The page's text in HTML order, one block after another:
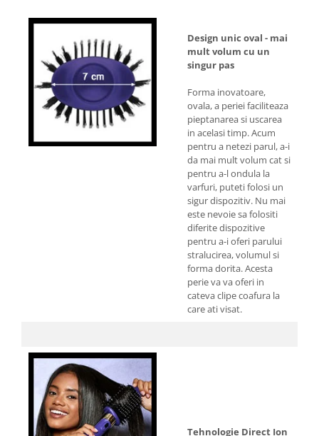
Design unic oval - mai
mult volum cu un
singur pas
Forma inovatoare,
ovala, a periei faciliteaza
pieptanarea si uscarea
in acelasi timp. Acum
pentru a netezi parul, a-i
da mai mult volum cat si
pentru a-l ondula la
varfuri, puteti folosi un
sigur dispozitiv. Nu mai
este nevoie sa folositi
diferite dispozitive
pentru a-i oferi parului
stralucirea, volumul si
forma dorita. Acesta
perie va va oferi in
cateva clipe coafura la
care ati visat.
Tehnologie Direct Ion